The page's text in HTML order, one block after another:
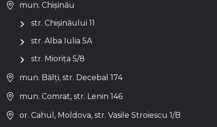
mun. Chișinău
str. Chișinăului 11
str. Alba Iulia 5A
str. Miorița 5/8
mun. Bălți, str. Decebal 174
mun. Comrat, str. Lenin 146
or. Cahul, Moldova, str. Vasile Stroiescu 1/B